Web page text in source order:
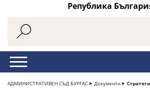
Република
АДМИНИСТРАТИВЕН СЪД БУРГАС Документи